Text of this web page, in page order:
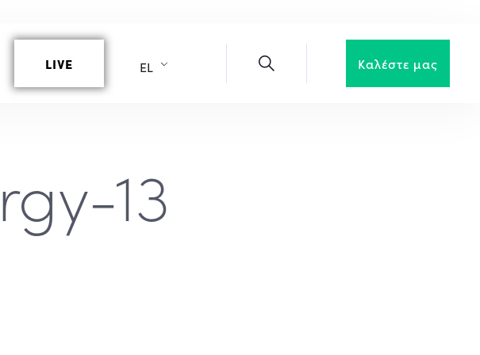
LIVE EL Καλέστε μας
13